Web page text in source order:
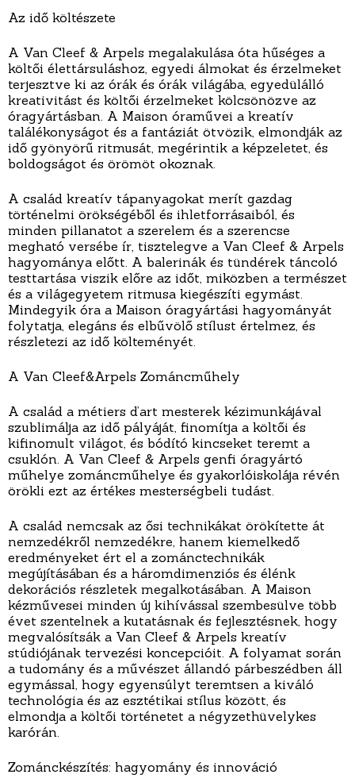
Az idő költészete
A Van Cleef & Arpels megalakulása óta hűséges a
költői élettársuláshoz, egyedi álmokat és érzelmeket
terjesztve ki az órák és órák világába, egyedülálló
kreativitást és költői érzelmeket kölcsönözve az
óragyártásban. A Maison óraművei a kreatív
találékonyságot és a fantáziát ötvözik, elmondják az
idő gyönyörű ritmusát, megérintik a képzeletet, és
boldogságot és örömöt okoznak.
A család kreatív tápanyagokat merít gazdag
történelmi örökségéből és ihletforrásaiból, és
minden pillanatot a szerelem és a szerencse
megható versébe ír, tisztelegve a Van Cleef & Arpels
hagyománya előtt. A balerinák és tündérek táncoló
testtartása viszik előre az időt, miközben a természet
és a világegyetem ritmusa kiegészíti egymást.
Mindegyik óra a Maison óragyártási hagyományát
folytatja, elegáns és elbűvölő stílust értelmez, és
részletezi az idő költeményét.
A Van Cleef&Arpels Zománcműhely
A család a métiers d’art mesterek kézimunkájával
szublimálja az idő pályáját, finomítja a költői és
kifinomult világot, és bódító kincseket teremt a
csuklón. A Van Cleef & Arpels genfi óragyártó
műhelye zománcműhelye és gyakorlóiskolája révén
örökli ezt az értékes mesterségbeli tudást.
A család nemcsak az ősi technikákat örökítette át
nemzedékről nemzedékre, hanem kiemelkedő
eredményeket ért el a zománctechnikák
megújításában és a háromdimenziós és élénk
dekorációs részletek megalkotásában. A Maison
kézművesei minden új kihívással szembesülve több
évet szentelnek a kutatásnak és fejlesztésnek, hogy
megvalósítsák a Van Cleef & Arpels kreatív
stúdiójának tervezési koncepcióit. A folyamat során
a tudomány és a művészet állandó párbeszédben áll
egymással, hogy egyensúlyt teremtsen a kiváló
technológia és az esztétikai stílus között, és
elmondja a költői történetet a négyzethüvelykes
karórán.
Zománckészítés: hagyomány és innováció